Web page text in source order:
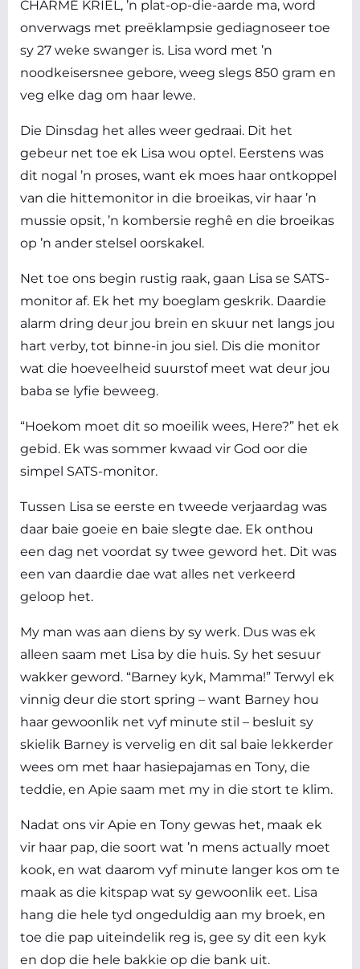
CHARMÉ KRIEL, ’n plat-op-die-aarde ma, word
onverwags met preëklampsie gediagnoseer toe
sy 27 weke swanger is. Lisa word met ’n
noodkeisersnee gebore, weeg slegs 850 gram en
veg elke dag om haar lewe.
Die Dinsdag het alles weer gedraai. Dit het
gebeur net toe ek Lisa wou optel. Eerstens was
dit nogal ’n proses, want ek moes haar ontkoppel
van die hittemonitor in die broeikas, vir haar ’n
mussie opsit, ’n kombersie reghê en die broeikas
op ’n ander stelsel oorskakel.
Net toe ons begin rustig raak, gaan Lisa se SATS-
monitor af. Ek het my boeglam geskrik. Daardie
alarm dring deur jou brein en skuur net langs jou
hart verby, tot binne-in jou siel. Dis die monitor
wat die hoeveelheid suurstof meet wat deur jou
baba se lyfie beweeg.
“Hoekom moet dit so moeilik wees, Here?” het ek
gebid. Ek was sommer kwaad vir God oor die
simpel SATS-monitor.
Tussen Lisa se eerste en tweede verjaardag was
daar baie goeie en baie slegte dae. Ek onthou
een dag net voordat sy twee geword het. Dit was
een van daardie dae wat alles net verkeerd
geloop het.
My man was aan diens by sy werk. Dus was ek
alleen saam met Lisa by die huis. Sy het sesuur
wakker geword. “Barney kyk, Mamma!” Terwyl ek
vinnig deur die stort spring – want Barney hou
haar gewoonlik net vyf minute stil – besluit sy
skielik Barney is vervelig en dit sal baie lekkerder
wees om met haar hasiepajamas en Tony, die
teddie, en Apie saam met my in die stort te klim.
Nadat ons vir Apie en Tony gewas het, maak ek
vir haar pap, die soort wat ’n mens actually moet
kook, en wat daarom vyf minute langer kos om te
maak as die kitspap wat sy gewoonlik eet. Lisa
hang die hele tyd ongeduldig aan my broek, en
toe die pap uiteindelik reg is, gee sy dit een kyk
en dop die hele bakkie op die bank uit.